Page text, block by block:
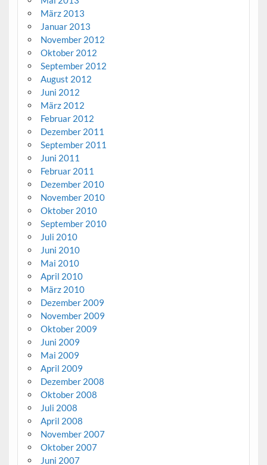
März 2013
Januar 2013
November 2012
Oktober 2012
September 2012
August 2012
Juni 2012
März 2012
Februar 2012
Dezember 2011
September 2011
Juni 2011
Februar 2011
Dezember 2010
November 2010
Oktober 2010
September 2010
Juli 2010
Juni 2010
Mai 2010
April 2010
März 2010
Dezember 2009
November 2009
Oktober 2009
Juni 2009
Mai 2009
April 2009
Dezember 2008
Oktober 2008
Juli 2008
April 2008
November 2007
Oktober 2007
Juni 2007